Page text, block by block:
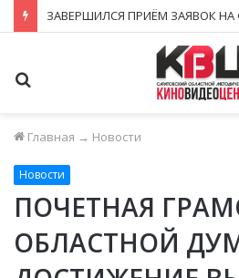
Главная → Новости
Новости
ПОЧЕТНАЯ
ОБЛАСТНОЙ